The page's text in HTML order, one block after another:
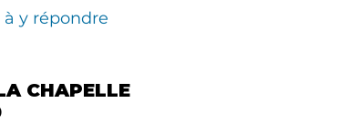
y répondre
CHAPELLE